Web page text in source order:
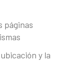
páginas
y la